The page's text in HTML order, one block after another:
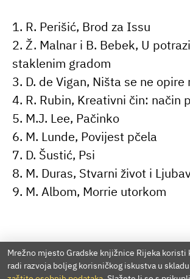
1. R. Perišić, Brod za Issu
2. Ž. Malnar i B. Bebek, U
staklenim gradom
3. D. de Vigan, Ništa se ne opire
4. R. Rubin, Kreativni čin: način
5. M.J. Lee, Pačinko
6. M. Lunde, Povijest pčela
7. D. Šustić, Psi
8. M. Duras, Stvarni život i
9. M. Albom, Morrie utorkom
Mrežno mjesto Gradske knjižnice Rijeka koristi
radi razvoja boljeg korisničkog iskustva u